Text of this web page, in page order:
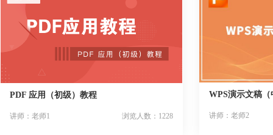
PDF 应用（初级）教程
讲师：老师1 浏览人数：1228
WPS演示文稿（
讲师：老师2